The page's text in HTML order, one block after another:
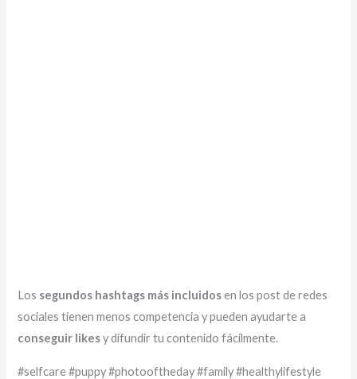
Los segundos hashtags más incluidosen los post de redes
sociales tienen menos competencia y pueden ayudarte a
conseguir likesy difundir tu contenido fácilmente.
#selfcare #puppy #photooftheday #family #healthylifestyle